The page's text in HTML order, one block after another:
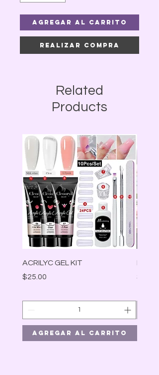
Agregar al carrito
Realizar compra
Related
Products
ACRILYC GEL KIT
Precio
$25.00
Agregar al carrito
Precio
$30.00